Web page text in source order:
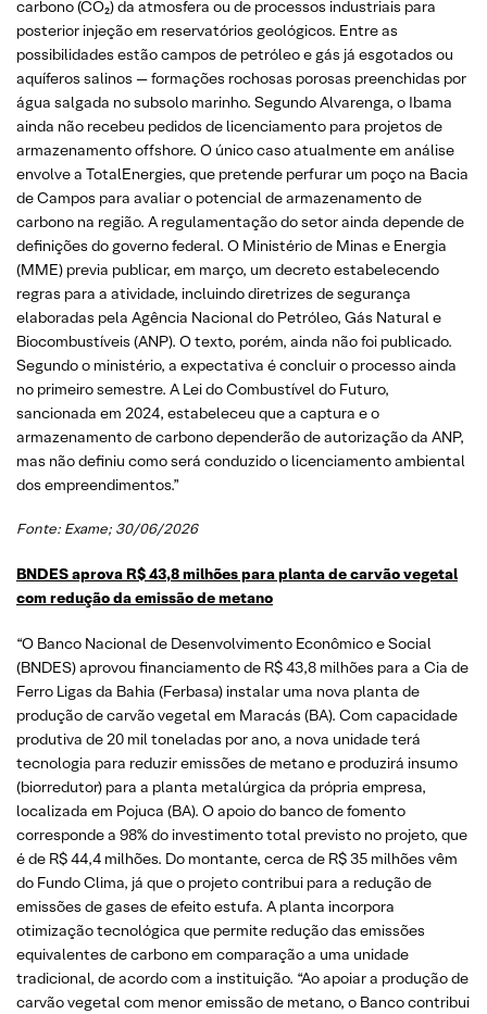
carbono (CO₂) da atmosfera ou de processos industriais para
posterior injeção em reservatórios geológicos. Entre as
possibilidades estão campos de petróleo e gás já esgotados ou
aquíferos salinos — formações rochosas porosas preenchidas por
água salgada no subsolo marinho. Segundo Alvarenga, o Ibama
ainda não recebeu pedidos de licenciamento para projetos de
armazenamento offshore. O único caso atualmente em análise
envolve a TotalEnergies, que pretende perfurar um poço na Bacia
de Campos para avaliar o potencial de armazenamento de
carbono na região. A regulamentação do setor ainda depende de
definições do governo federal. O Ministério de Minas e Energia
(MME) previa publicar, em março, um decreto estabelecendo
regras para a atividade, incluindo diretrizes de segurança
elaboradas pela Agência Nacional do Petróleo, Gás Natural e
Biocombustíveis (ANP). O texto, porém, ainda não foi publicado.
Segundo o ministério, a expectativa é concluir o processo ainda
no primeiro semestre. A Lei do Combustível do Futuro,
sancionada em 2024, estabeleceu que a captura e o
armazenamento de carbono dependerão de autorização da ANP,
mas não definiu como será conduzido o licenciamento ambiental
dos empreendimentos.”
Fonte: Exame; 30/06/2026
BNDES aprova R$ 43,8 milhões para planta de carvão vegetal
com redução da emissão de metano
“O Banco Nacional de Desenvolvimento Econômico e Social
(BNDES) aprovou financiamento de R$ 43,8 milhões para a Cia de
Ferro Ligas da Bahia (Ferbasa) instalar uma nova planta de
produção de carvão vegetal em Maracás (BA). Com capacidade
produtiva de 20 mil toneladas por ano, a nova unidade terá
tecnologia para reduzir emissões de metano e produzirá insumo
(biorredutor) para a planta metalúrgica da própria empresa,
localizada em Pojuca (BA). O apoio do banco de fomento
corresponde a 98% do investimento total previsto no projeto, que
é de R$ 44,4 milhões. Do montante, cerca de R$ 35 milhões vêm
do Fundo Clima, já que o projeto contribui para a redução de
emissões de gases de efeito estufa. A planta incorpora
otimização tecnológica que permite redução das emissões
equivalentes de carbono em comparação a uma unidade
tradicional, de acordo com a instituição. “Ao apoiar a produção de
carvão vegetal com menor emissão de metano, o Banco contribui